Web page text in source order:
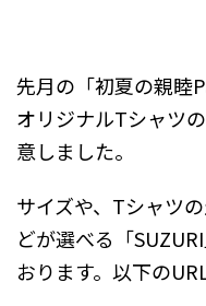
先月の「初夏の親睦
オリジナルTシャツ
意しました。
サイズや、Tシャツ
どが選べる「
おります。以下の